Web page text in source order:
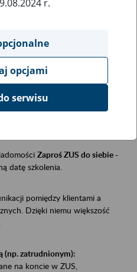
firmy, instytucji, urzędu.
Zaproś ZUS do siebie -
datę szkolenia.
pomiędzy klientami a
Dzięki niemu większość
(np. zatrudnionym):
na koncie w ZUS,
r.
opcjami
serwisu